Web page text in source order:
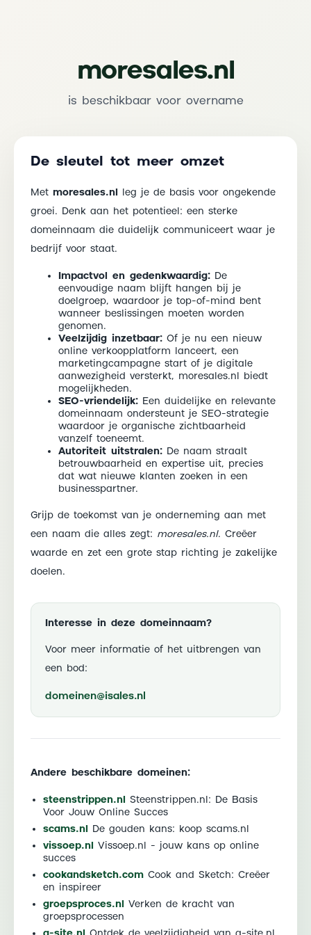
moresales.nl
is beschikbaar voor overname
De sleutel tot meer omzet
Met moresales.nl
leg je de basis voor ongekende
groei. Denk aan het potentieel: een sterke
domeinnaam die duidelijk communiceert waar je
bedrijf voor staat.
Impactvol en gedenkwaardig: De
eenvoudige naam blijft hangen bij je
doelgroep, waardoor je top-of-mind bent
wanneer beslissingen moeten worden
genomen.
Veelzijdig inzetbaar: Of je nu een nieuw
online verkoopplatform lanceert, een
marketingcampagne start of je digitale
aanwezigheid versterkt, moresales.nl biedt
mogelijkheden.
SEO-vriendelijk: Een duidelijke en relevante
domeinnaam ondersteunt je SEO-strategie
waardoor je organische zichtbaarheid
vanzelf toeneemt.
Autoriteit uitstralen: De naam straalt
betrouwbaarheid en expertise uit, precies
dat wat nieuwe klanten zoeken in een
businesspartner.
Grijp de toekomst van je onderneming aan met
een naam die alles zegt: moresales.nl. Creëer
waarde en zet een grote stap richting je zakelijke
doelen.
Interesse in deze domeinnaam?
Voor meer informatie of het uitbrengen van
een bod:
domeinen@isales.nl
Andere beschikbare domeinen:
steenstrippen.nl
Steenstrippen.nl: De Basis
Voor Jouw Online Succes
scams.nl
De gouden kans: koop scams.nl
vissoep.nl
Vissoep.nl - jouw kans op online
succes
cookandsketch.com Cook and Sketch: Creëer
en inspireer
groepsproces.nl
Verken de kracht van
groepsprocessen